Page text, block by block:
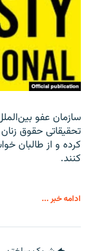
سازمان عفو
تحقیقاتی حقوق زنان
کرده و از طالبان
کنند.
ادامه خبر ...